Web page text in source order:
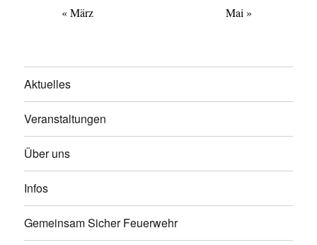
« März
Mai »
Aktuelles
Veranstaltungen
Über uns
Infos
Gemeinsam Sicher Feuerwehr